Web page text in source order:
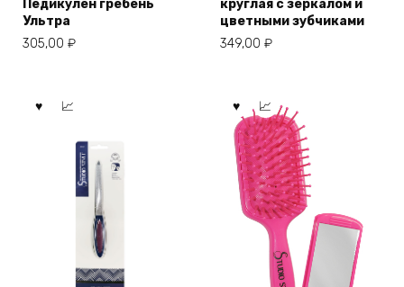
Педикулен гребень
Ультра
305,00 ₽
круглая с зеркалом и
цветными зубчиками
349,00 ₽